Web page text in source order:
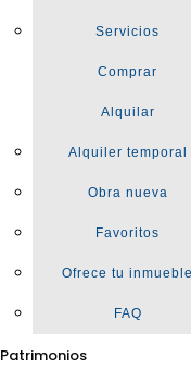
Servicios
Comprar
Alquilar
Alquiler temporal
Obra nueva
Favoritos
Ofrece tu inmueble
FAQ
Patrimonios